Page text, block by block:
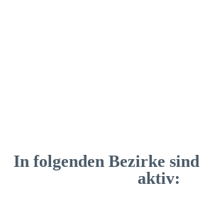
In folgenden Bezirke
aktiv: